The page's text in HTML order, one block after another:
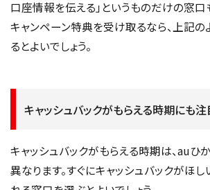
口座情報を伝える」というものだけの窓口
キャンペーン特典を受け取るなら、上記
るとよいでしょう。
キャッシュバックがもらえる時期にも注
キャッシュバックがもらえる時期は、auひ
異なります。すぐにキャッシュバックがほ